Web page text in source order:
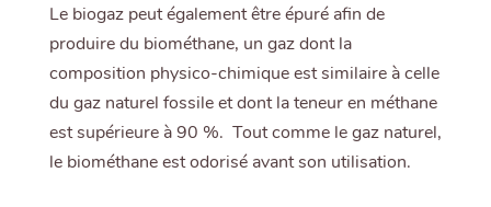
Le biogaz peut également être épuré afin de
produire du biométhane, un gaz dont la
composition physico-chimique est similaire à celle
du gaz naturel fossile et dont la teneur en méthane
est supérieure à 90 %. Tout comme le gaz naturel,
le biométhane est odorisé avant son utilisation.